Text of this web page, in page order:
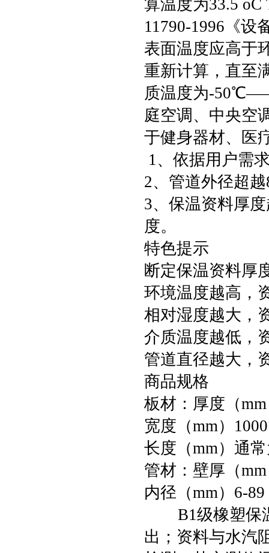
算温度为33.5
11790-1996《设
表面温度应高于
重新计算，直至
质温度为-
庭空调、中央空
于健身器材、医
1、依据用户需
2、管道外径超
3、保温资料厚
度。
特色提示
断定保温资料厚
环境温度越高，
相对湿度越大，
介质温度越低，
管道直径越大，
商品规格
板材：厚度（
宽度（mm）1000
长度（mm）通
管材：壁厚（
内径（mm）6-89
B1级橡塑保温
出；资料与水汽